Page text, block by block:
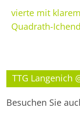
vierte mit
Quadrath-
TTG Langenich
Besuchen Sie